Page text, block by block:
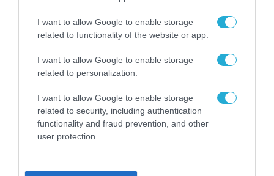
I want to allow Google to enable storage
related to functionality of the website or app.
I want to allow Google to enable storage
related to personalization.
I want to allow Google to enable storage
related to security, including authentication
functionality and fraud prevention, and other
user protection.